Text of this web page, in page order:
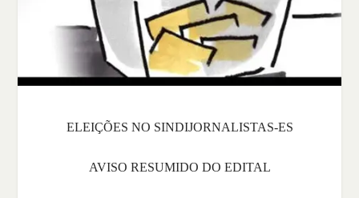
ELEIÇÕES NO SINDIJORNALISTAS-ES
AVISO RESUMIDO DO EDITAL